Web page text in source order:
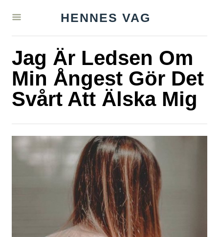
HENNES VAG
Jag Är Ledsen Om
Min Ångest Gör Det
Svårt Att Älska Mig